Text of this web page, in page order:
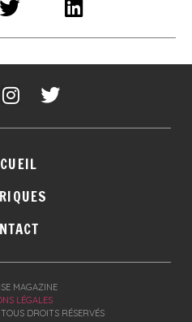
MAGAZINE
LÉGALES
DROITS RÉSERVÉS